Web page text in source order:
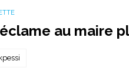
au maire